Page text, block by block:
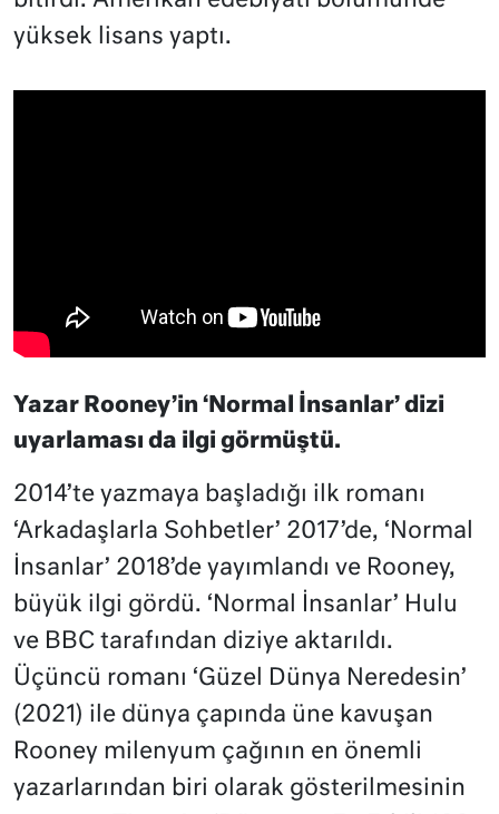
yüksek lisans yaptı.
Yazar Rooney’in ‘Normal İnsanlar’ dizi
uyarlaması da ilgi görmüştü.
2014’te yazmaya başladığı i lk romanı
‘Arkadaşlarla Sohbetler’ 2017’de, ‘Normal
İnsanlar’ 2018’de yayımlandı ve Rooney,
büyük ilgi gördü. ‘Normal İnsanlar’ Hulu
ve BBC tarafından diziye aktarıldı.
Üçüncü romanı ‘Güzel Dünya Neredesin’
(2021) ile dünya çapında üne kavuşan
Rooney milenyum çağının en önemli
yazarlarından biri olarak gösterilmesinin